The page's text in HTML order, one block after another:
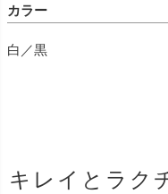
カラー
白／黒
キレイとラク